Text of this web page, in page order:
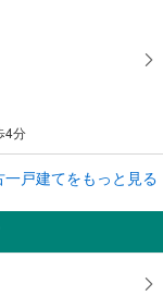
4分
分
一戸建てをもっと見る